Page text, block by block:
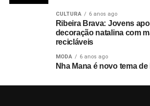
CULTURA 6 anos ago
Ribeira Brava: Jovens
decoração natalina com
recicláveis
MODA 6 anos ago
Nha Mana é novo tema